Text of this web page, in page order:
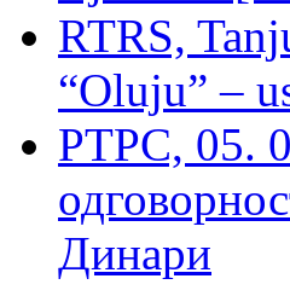
RTRS,
“Oluju” –
РТРС, 05.
Динари